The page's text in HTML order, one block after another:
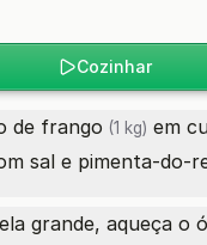
Cozinhar
de frango (1 kg) em
sal e pimenta-do-
grande, aqueça o